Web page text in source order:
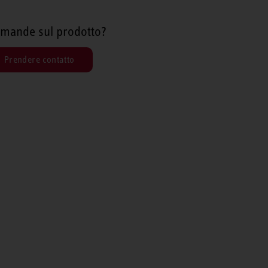
sul prodotto?
Prendere contatto